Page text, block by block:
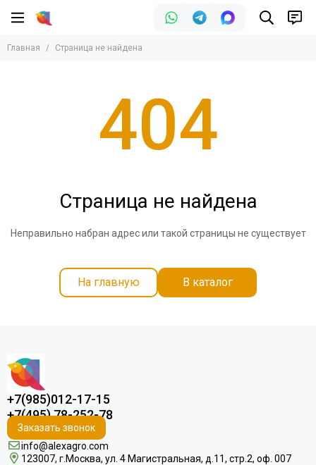
Главная Страница не найдена
404
Страница не найдена
Неправильно набран адрес или такой страницы не существует
На главную В каталог
+7(985)012-17-15
+7(495) 78-252-78
Заказать звонок
info@alexagro.com
123007, г.Москва, ул. 4 Магистральная, д.11, стр.2, оф. 007